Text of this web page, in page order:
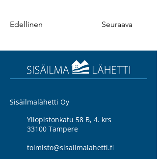
Edellinen Seuraava
Sisäilmalähetti Oy
Yliopistonkatu 58 B, 4. krs
33100 Tampere
toimisto@sisailmalahetti.fi